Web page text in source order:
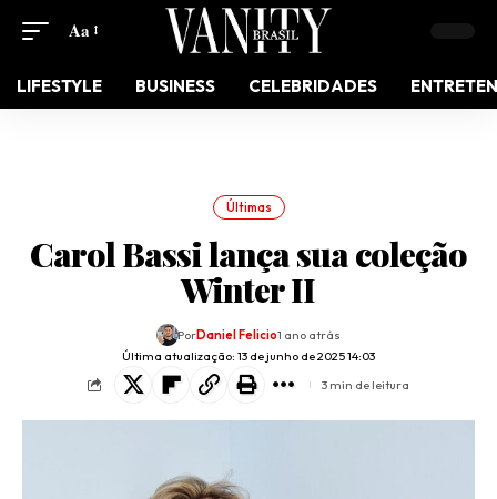
Aa
LIFESTYLE BUSINESS CELEBRIDADES
Últimas
Carol Bassi lança sua coleção
Winter II
Última atualização: 13 de junho de 2025 14:03
PorDaniel Felicio1 ano atrás
3 min de leitura